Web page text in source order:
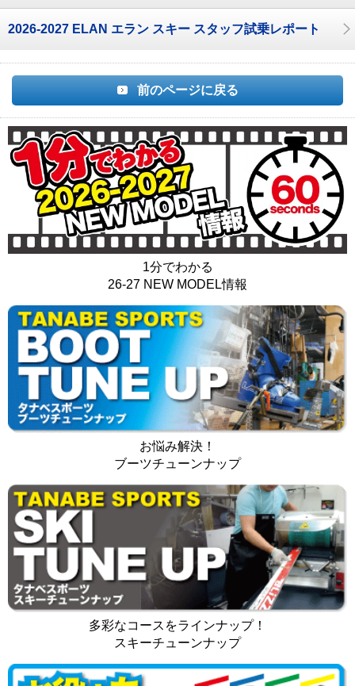
2026-2027 ELAN エラン スキー スタッフ試乗レポート
前のページに戻る
1分でわかる
26-27 NEW MODEL情報
お悩み解決！
ブーツチューンナップ
多彩なコースをラインナップ！
スキーチューンナップ